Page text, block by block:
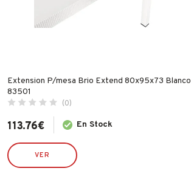
Extension P/mesa Brio Extend 80x95x73 Blanco
83501
(0)
113.76€ En Stock
VER